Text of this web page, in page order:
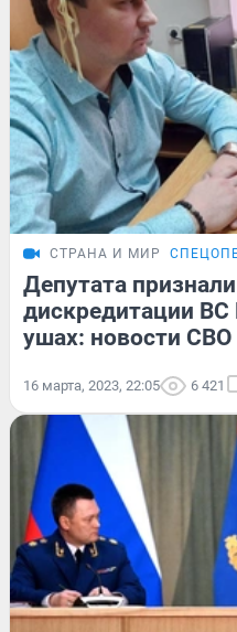
СТРАНА И МИР
Депутата
дискредитации
ушах: новости СВО
16 марта, 2023, 22:05 6 421